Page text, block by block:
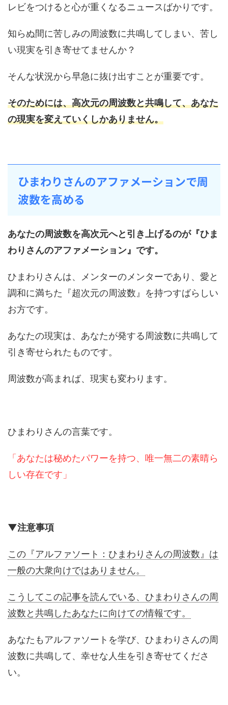
レビをつけると心が重くなるニュースばかりです。
知らぬ間に苦しみの周波数に共鳴してしまい、苦し
い現実を引き寄せてませんか？
そんな状況から早急に抜け出すことが重要です。
そのためには、高次元の周波数と共鳴して、あなた
の現実を変えていくしかありません。
ひまわりさんのアファメーションで周
波数を高める
あなたの周波数を高次元へと引き上げるのが『ひま
わりさんのアファメーション』です。
ひまわりさんは、メンターのメンターであり、愛と
調和に満ちた『超次元の周波数』を持つすばらしい
お方です。
あなたの現実は、あなたが発する周波数に共鳴して
引き寄せられたものです。
周波数が高まれば、現実も変わります。
ひまわりさんの言葉です。
「あなたは秘めたパワーを持つ、唯一無二の素晴ら
しい存在です」
▼注意事項
この『アルファソート：ひまわりさんの周波数』は
一般の大衆向けではありません。
こうしてこの記事を読んでいる、ひまわりさんの周
波数と共鳴したあなたに向けての情報です。
あなたもアルファソートを学び、ひまわりさんの周
波数に共鳴して、幸せな人生を引き寄せてくださ
い。